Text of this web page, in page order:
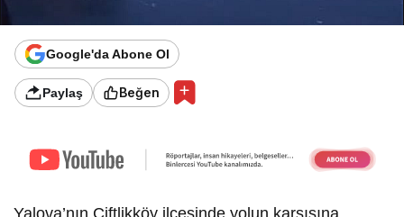
Google'da Abone Ol
Paylaş Beğen
Yalova’nın Çiftlikköy ilçesinde yolun karşısına